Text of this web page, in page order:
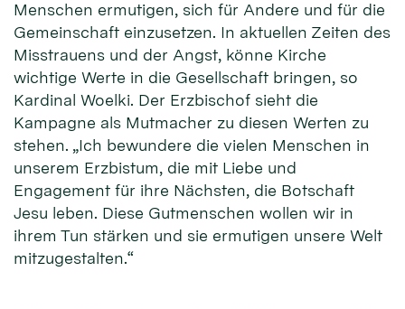
Menschen ermutigen, sich für Andere und für die
Gemeinschaft einzusetzen. In aktuellen Zeiten des
Misstrauens und der Angst, könne Kirche
wichtige Werte in die Gesellschaft bringen, so
Kardinal Woelki. Der Erzbischof sieht die
Kampagne als Mutmacher zu diesen Werten zu
stehen. „Ich bewundere die vielen Menschen in
unserem Erzbistum, die mit Liebe und
Engagement für ihre Nächsten, die Botschaft
Jesu leben. Diese Gutmenschen wollen wir in
ihrem Tun stärken und sie ermutigen unsere Welt
mitzugestalten.“